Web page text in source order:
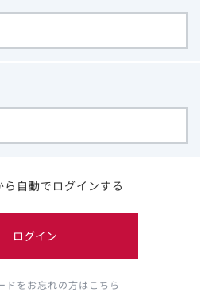
ら自動でログインする
ログイン
ドをお忘れの方はこちら